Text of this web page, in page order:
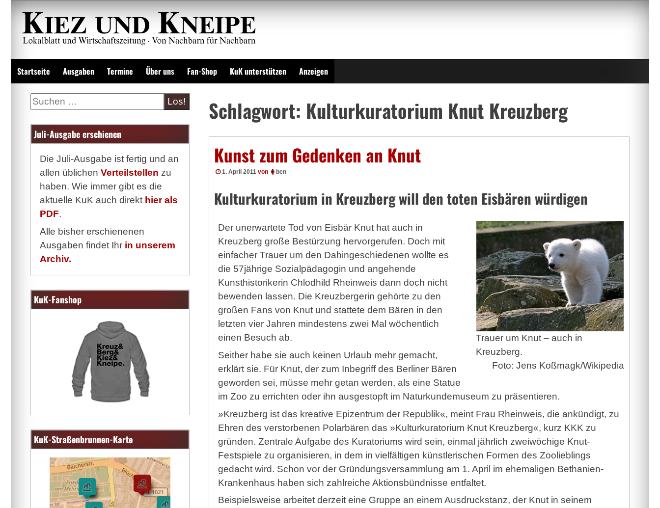
Zum
Inhalt
springen
Startseite Ausgaben Termine Über uns Fan-Shop KuK unterstützen Anzeigen
Schlagwort: Kulturkuratorium Knut Kreuzberg
Kunst zum Gedenken an Knut
1. April 2011 von ben
Kulturkuratorium in Kreuzberg will den toten Eisbären würdigen
Trauer um Knut – auch in
Kreuzberg.
Foto: Jens Koßmagk/Wikipedia
Der unerwartete Tod von Eisbär Knut hat auch in
Kreuzberg große Bestürzung hervorgerufen. Doch mit
einfacher Trauer um den Dahingeschiedenen wollte es
die 57jährige Sozialpädagogin und angehende
Kunsthistorikerin Chlodhild Rheinweis dann doch nicht
bewenden lassen. Die Kreuzbergerin gehörte zu den
großen Fans von Knut und stattete dem Bären in den
letzten vier Jahren mindestens zwei Mal wöchentlich
einen Besuch ab.
Seither habe sie auch keinen Urlaub mehr gemacht,
erklärt sie. Für Knut, der zum Inbegriff des Berliner Bären
geworden sei, müsse mehr getan werden, als eine Statue
im Zoo zu errichten oder ihn ausgestopft im Naturkundemuseum zu präsentieren.
»Kreuzberg ist das kreative Epizentrum der Republik«, meint Frau Rheinweis, die ankündigt, zu
Ehren des verstorbenen Polarbären das »Kulturkuratorium Knut Kreuzberg«, kurz KKK zu
gründen. Zentrale Aufgabe des Kuratoriums wird sein, einmal jährlich zweiwöchige Knut-
Festspiele zu organisieren, in dem in vielfältigen künstlerischen Formen des Zoolieblings
gedacht wird. Schon vor der Gründungsversammlung am 1. April im ehemaligen Bethanien-
Krankenhaus haben sich zahlreiche Aktionsbündnisse entfaltet.
Beispielsweise arbeitet derzeit eine Gruppe an einem Ausdruckstanz, der Knut in seinem
Suche
Juli-Ausgabe erschienen
Die Juli-Ausgabe ist fertig und an
allen üblichen Verteilstellen zu
haben. Wie immer gibt es die
aktuelle KuK auch direkt hier als
PDF.
Alle bisher erschienenen
Ausgaben findet Ihr in unserem
Archiv.
KuK-Fanshop
KuK-Straßenbrunnen-Karte